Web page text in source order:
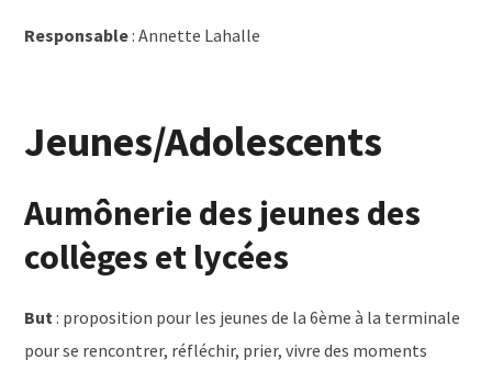
Responsable: Annette Lahalle
Jeunes/Adolescents
Aumônerie des jeunes des
collèges et lycées
But: proposition pour les jeunes de la 6ème à la terminale
pour se rencontrer, réfléchir, prier, vivre des moments